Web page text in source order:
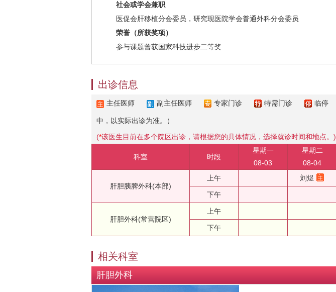
社会或学会兼职
医促会肝移植分会委员，研究现医院学会普通外科分会委员
荣誉（所获奖项）
参与课题曾获国家科技进步二等奖
出诊信息
主任医师 副主任医师 专家门诊 特需门诊 临停
中，以实际出诊为准。）
(*该医生目前在多个院区出诊，请根据您的具体情况，选择就诊时间和地点。)
科室 时段
星期一
08-03
星期二
08-04
肝胆胰脾外科(本部)
上午 刘煜
下午
肝胆外科(常营院区)
上午
下午
相关科室
肝胆外科